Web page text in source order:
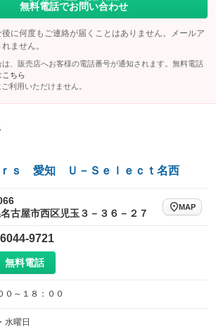
無料電話でお問い合わせ
に何度もご連絡が届くことはありません。メールア
ません。
、販売店へお客様の電話番号が通知されます。無料電話
こちら
利用いただけません。
ｓ 愛知 Ｕ－Ｓｅｌｅｃｔ名西
古屋市西区児玉３－３６－２７
MAP
9721
無料電話
０～１８：００
水曜日